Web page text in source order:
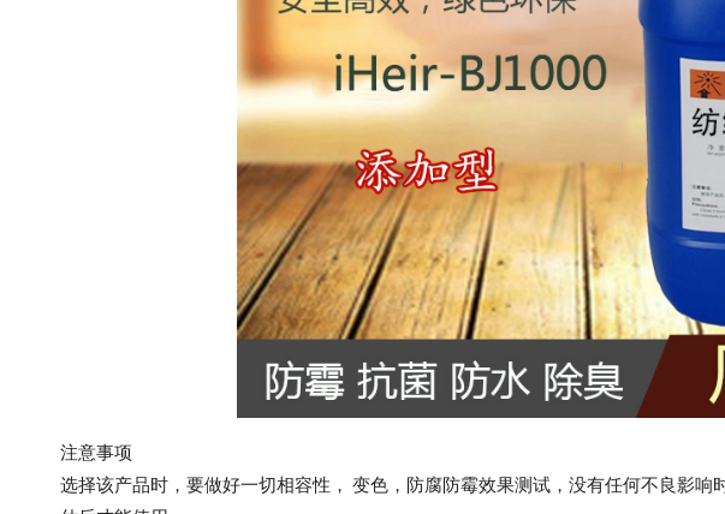
注意事项
选择该产品时，要做好一切相容性， 变色，防腐防霉效果测试，没有任何不良影